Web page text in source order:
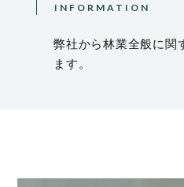
INFORMATION
弊社から林業全般に関
ます。